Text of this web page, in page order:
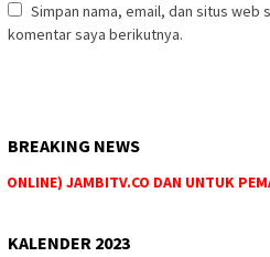
Simpan nama, email, dan situs web
komentar saya berikutnya.
BREAKING NEWS
JAMBITV.CO DAN UNTUK
KALENDER 2023